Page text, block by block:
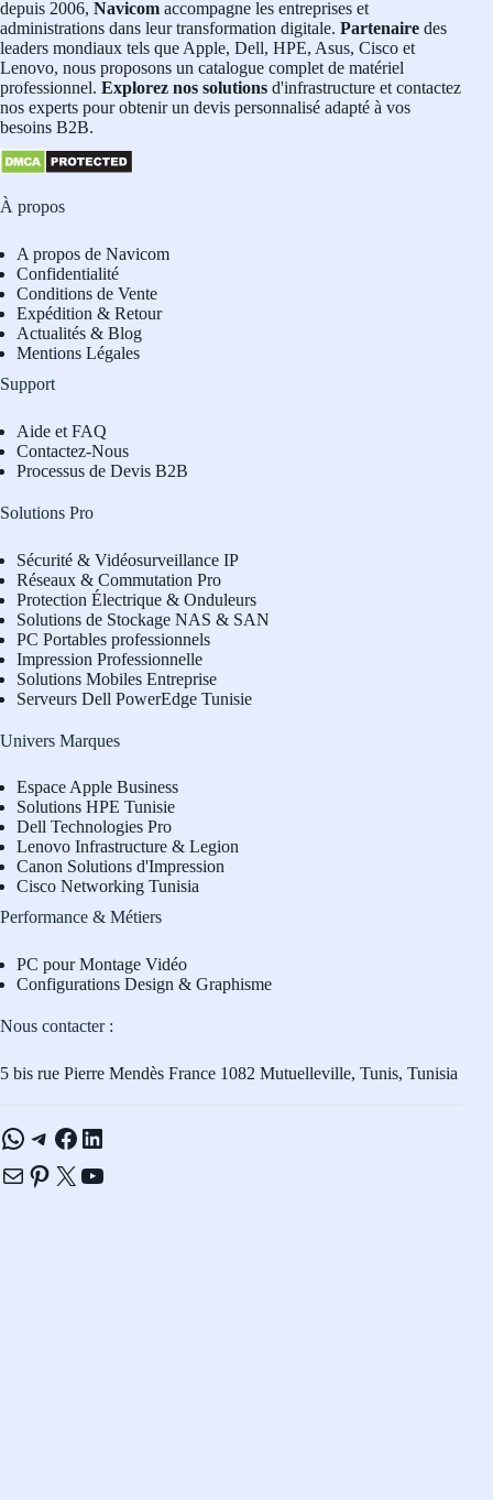
depuis 2006, Navicom accompagne les entreprises et
administrations dans leur transformation digitale. Partenaire des
leaders mondiaux tels que Apple, Dell, HPE, Asus, Cisco et
Lenovo, nous proposons un catalogue complet de matériel
professionnel. Explorez nos solutions d'infrastructure et contactez
nos experts pour obtenir un devis personnalisé adapté à vos
besoins B2B.
À propos
A propos de Navicom
Confidentialité
Conditions de Vente
Expédition & Retour
Actualités & Blog
Mentions Légales
Support
Aide et FAQ
Contactez-Nous
Processus de Devis B2B
Solutions Pro
Sécurité & Vidéosurveillance IP
Réseaux & Commutation Pro
Protection Électrique & Onduleurs
Solutions de Stockage NAS & SAN
PC Portables professionnels
Impression Professionnelle
Solutions Mobiles Entreprise
Serveurs Dell PowerEdge Tunisie
Univers Marques
Espace Apple Business
Solutions HPE Tunisie
Dell Technologies Pro
Lenovo Infrastructure & Legion
Canon Solutions d'Impression
Cisco Networking Tunisia
Performance & Métiers
PC pour Montage Vidéo
Configurations Design & Graphisme
Nous contacter :
5 bis rue Pierre Mendès France 1082 Mutuelleville, Tunis, Tunisia
WhatsApp
Telegram
Facebook
LinkedIn
E-mailPinterest
X YouTube